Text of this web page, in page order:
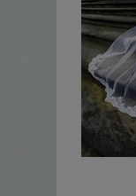
mini-
2 Pakiet
zdjęć